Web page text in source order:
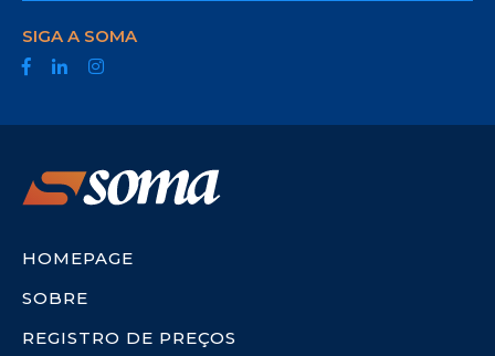
SIGA A SOMA
HOMEPAGE
SOBRE
REGISTRO DE PREÇOS